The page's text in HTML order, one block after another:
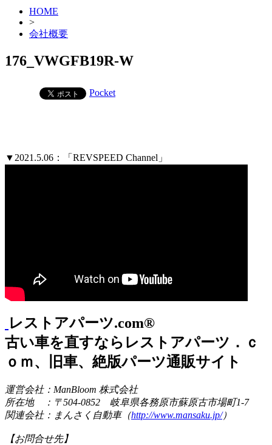
HOME
>
会社概要
176_VWGFB19R-W
Pocket
▼2021.5.06：「REVSPEED Channel」
レストアパーツ.com®
古い車を直すならレストアパーツ．ｃ
ｏｍ、旧車、絶版パーツ通販サイト
運営会社：ManBloom 株式会社
所在地 ：〒504-0852 岐阜県各務原市蘇原古市場町1-7
関連会社：まんさく自動車（http://www.mansaku.jp/）
【お問合せ先】